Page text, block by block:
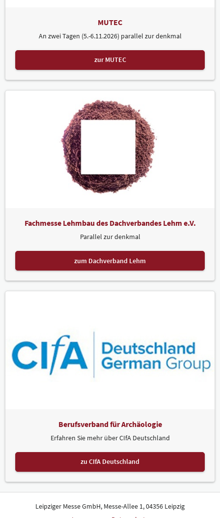
MUTEC
An zwei Tagen (5.-6.11.2026) parallel zur denkmal
zur MUTEC
Fachmesse Lehmbau des Dachverbandes Lehm e.V.
Parallel zur denkmal
zum Dachverband Lehm
Berufsverband für Archäologie
Erfahren Sie mehr über CIfA Deutschland
zu CIfA Deutschland
Leipziger Messe GmbH, Messe-Allee 1, 04356 Leipzig